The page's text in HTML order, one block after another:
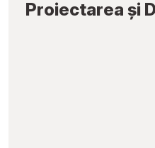
Proiectarea și